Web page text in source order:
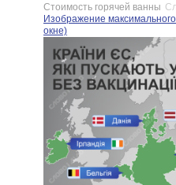
Стоимость горячей ванны
Изображение
окне)